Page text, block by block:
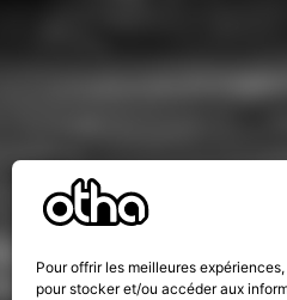
Pour offrir les meilleures
pour stocker et/ou accéder aux